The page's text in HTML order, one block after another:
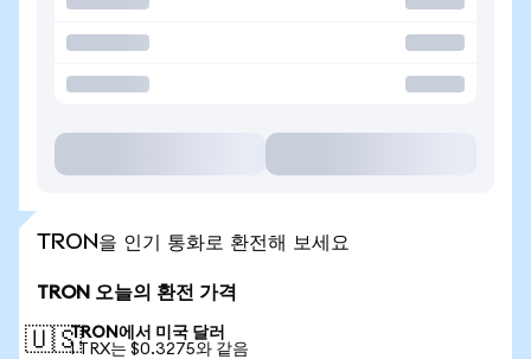
TRON을 인기 통화로 환전해 보세요
TRON 오늘의 환전 가격
🇺🇸TRON에서 미국 달러
1 TRX는 $0.3275와 같음